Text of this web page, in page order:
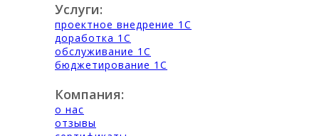
Услуги:
проектное внедрение 1С
доработка 1С
обслуживание 1С
бюджетирование 1С
Компания:
о нас
отзывы